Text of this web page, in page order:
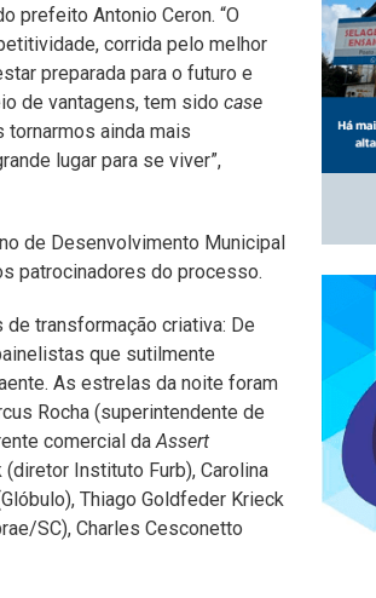
prefeito Antonio Ceron. “O
corrida pelo melhor
preparada para o futuro e
de vantagens, tem sido case
tornarmos ainda mais
lugar para se viver”,
de Desenvolvimento Municipal
patrocinadores do processo.
transformação criativa: De
que sutilmente
As estrelas da noite foram
Rocha (superintendente de
comercial daAssert
Instituto Furb), Carolina
Thiago Goldfeder Krieck
SC), Charles Cesconetto